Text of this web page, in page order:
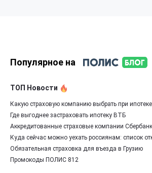
Популярное на
ТОП Новости
Какую страховую компанию выбрать при
Где выгоднее застраховать ипотеку ВТБ
Аккредитованные страховые компании
Куда сейчас можно уехать россиянам: список
Обязательная страховка для въезда в Грузию
Промокоды ПОЛИС 812